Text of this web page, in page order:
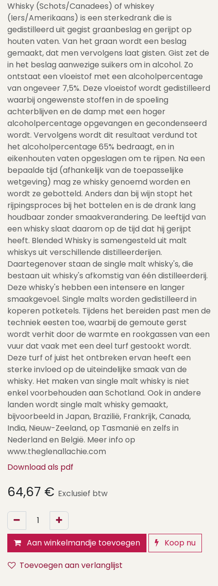
Whisky (Schots/Canadees) of whiskey
(Iers/Amerikaans) is een sterkedrank die is
gedistilleerd uit gegist graanbeslag en gerijpt op
houten vaten. Van het graan wordt een beslag
gemaakt, dat men vervolgens laat gisten. Gist zet de
in het beslag aanwezige suikers om in alcohol. Zo
ontstaat een vloeistof met een alcoholpercentage
van ongeveer 7,5%. Deze vloeistof wordt gedistilleerd
waarbij ongewenste stoffen in de spoeling
achterblijven en de damp met een hoger
alcoholpercentage opgevangen en gecondenseerd
wordt. Vervolgens wordt dit resultaat verdund tot
het alcoholpercentage 65% bedraagt, en in
eikenhouten vaten opgeslagen om te rijpen. Na een
bepaalde tijd (afhankelijk van de toepasselijke
wetgeving) mag ze whisky genoemd worden en
wordt ze gebotteld. Anders dan bij wijn stopt het
rijpingsproces bij het bottelen en is de drank lang
houdbaar zonder smaakverandering. De leeftijd van
een whisky slaat daarom op de tijd dat hij gerijpt
heeft. Blended Whisky is samengesteld uit malt
whiskys uit verschillende distilleerderijen.
Daartegenover staan de single malt whisky's, die
bestaan uit whisky's afkomstig van één distilleerderij.
Deze whisky's hebben een intensere en langer
smaakgevoel. Single malts worden gedistilleerd in
koperen potketels. Tijdens het bereiden past men de
techniek eesten toe, waarbij de gemoute gerst
wordt verhit door de warmte en rookgassen van een
vuur dat vaak met een deel turf gestookt wordt.
Deze turf of juist het ontbreken ervan heeft een
sterke invloed op de uiteindelijke smaak van de
whisky. Het maken van single malt whisky is niet
enkel voorbehouden aan Schotland. Ook in andere
landen wordt single malt whisky gemaakt,
bijvoorbeeld in Japan, Brazilië, Frankrijk, Canada,
India, Nieuw-Zeeland, op Tasmanië en zelfs in
Nederland en België. Meer info op
www.theglenallachie.com
Download als pdf
64,67 € Exclusief btw
Aan winkelmandje toevoegen
Koop nu
Toevoegen aan verlanglijst